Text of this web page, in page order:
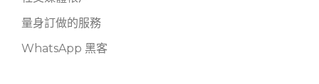
量身訂做的服務
WhatsApp 黑客